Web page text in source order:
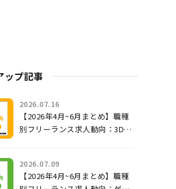
ップ記事
2026.07.16
【2026年4月~6月まとめ】職種
別フリーランス求人動向：3Dデ
2026.07.09
【2026年4月~6月まとめ】職種